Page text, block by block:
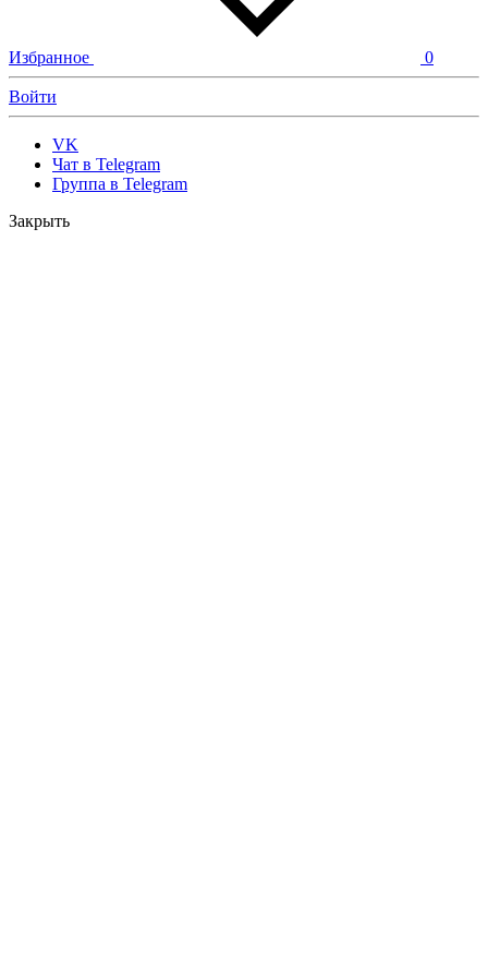
Избранное 0
Войти
VK
Чат в Telegram
Группа в Telegram
Закрыть